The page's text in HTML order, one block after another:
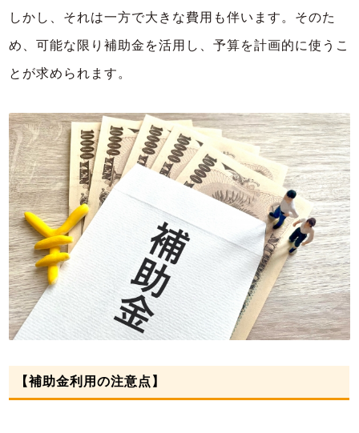
しかし、それは一方で大きな費用も伴います。そのた
め、可能な限り補助金を活用し、予算を計画的に使うこ
とが求められます。
【補助金利用の注意点】